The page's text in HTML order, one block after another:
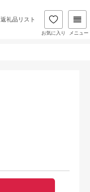
返礼品リスト
お気に入り メニュー